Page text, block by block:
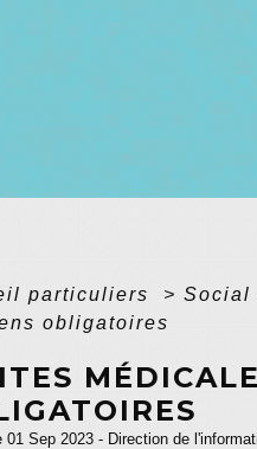
particuliers > Social
obligatoires
01 Sep 2023 - Direction de